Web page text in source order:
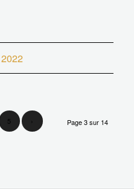
Page 3 sur 14
5